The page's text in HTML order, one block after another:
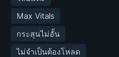
Max Vitals
กระสุนไม่อั้น
ไม่จำเป็นต้องโหลด